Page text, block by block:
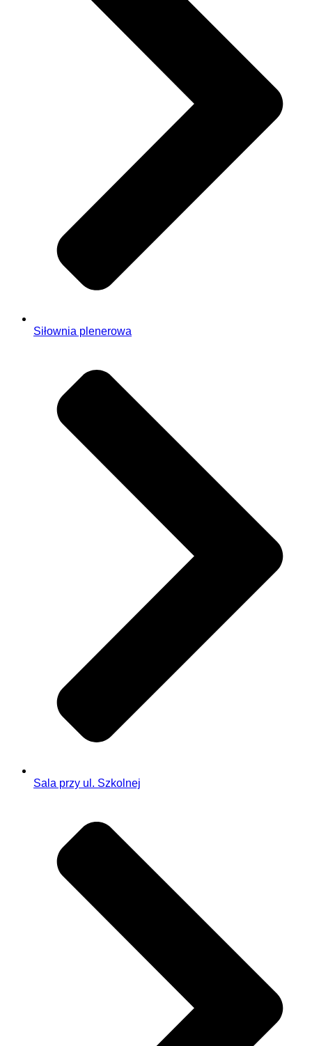
Siłownia plenerowa
Sala przy ul. Szkolnej